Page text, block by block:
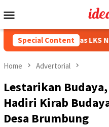
to
Menu
Special Content
Emas LKS Nasional 2026
Home Advertorial
Lestarikan
Hadiri Kirab
Desa Brumbung